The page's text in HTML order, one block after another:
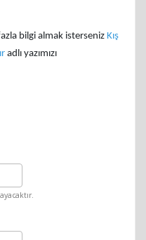
bilgi almak isterseniz Kış
adlı yazımızı